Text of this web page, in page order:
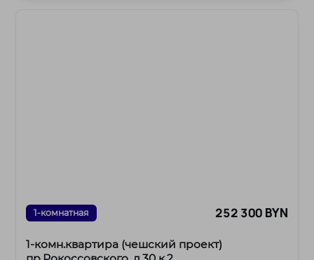
1-комнатная 252 300 BYN
1-комн.квартира (чешский проект)